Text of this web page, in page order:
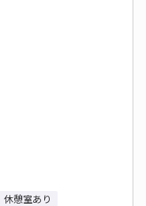
休憩室あり